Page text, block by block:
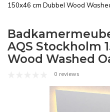
150x46 cm Dubbel Wood
AQS Stockholm
Wood Washed
0 reviews